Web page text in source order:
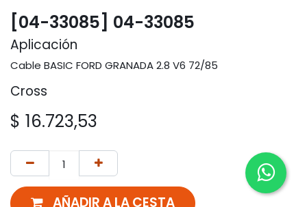
[04-33085] 04-33085
Aplicación
Cable BASIC FORD GRANADA 2.8 V6 72/85
Cross
$ 16.723,53
AÑADIR A LA CESTA